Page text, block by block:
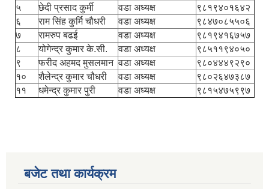
५
छेदी प्रसाद कुर्मी वडा अध्यक्ष
९८१९४०१६४२
६
राम सिंह कुर्मि चौधरी वडा अध्यक्ष
९८४७०८५५०६
७
रामरुप बढई वडा अध्यक्ष
९८१९४१६७५७
८
योगेन्द्र कुमार के.सी. वडा अध्यक्ष
९८५११९४०५०
९
फरीद अहमद मुसलमान वडा अध्यक्ष
९८०४४४९२९०
१०
शैलेन्द्र कुमार चौधरी वडा अध्यक्ष
९८०२६४७३८७
११
धमेन्द्र कुमार पुरी वडा अध्यक्ष ९८१५४७५९९७
बजेट तथा कार्यक्रम